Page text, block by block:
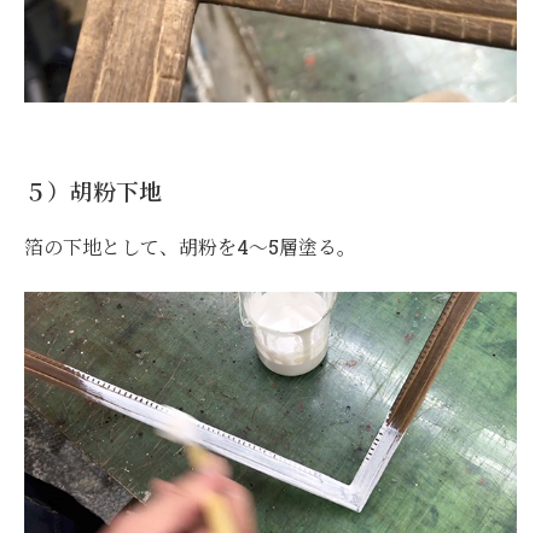
５）胡粉下地
箔の下地として、胡粉を4～5層塗る。